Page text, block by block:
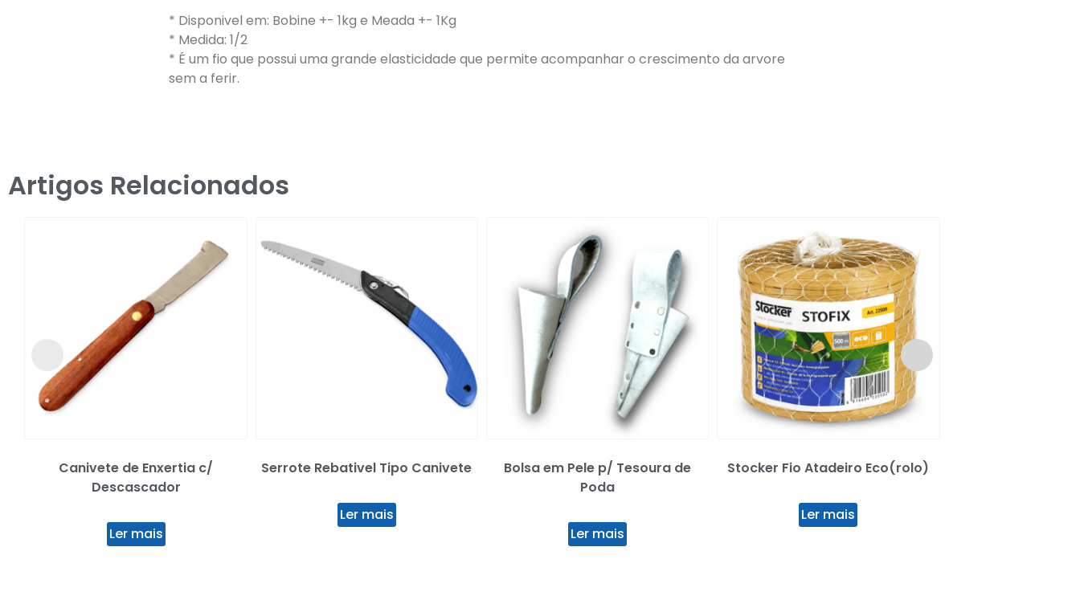
* Disponivel em: Bobine +- 1kg e Meada +- 1Kg
* Medida: 1/2
* É um fio que possui uma grande elasticidade que permite acompanhar o crescimento da arvore
sem a ferir.
Artigos Relacionados
Canivete de Enxertia c/
Descascador
Ler mais
Serrote Rebativel Tipo Canivete
Ler mais
Bolsa em Pele p/ Tesoura de
Poda
Ler mais
Stocker Fio Atadeiro Eco(rolo)
Ler mais